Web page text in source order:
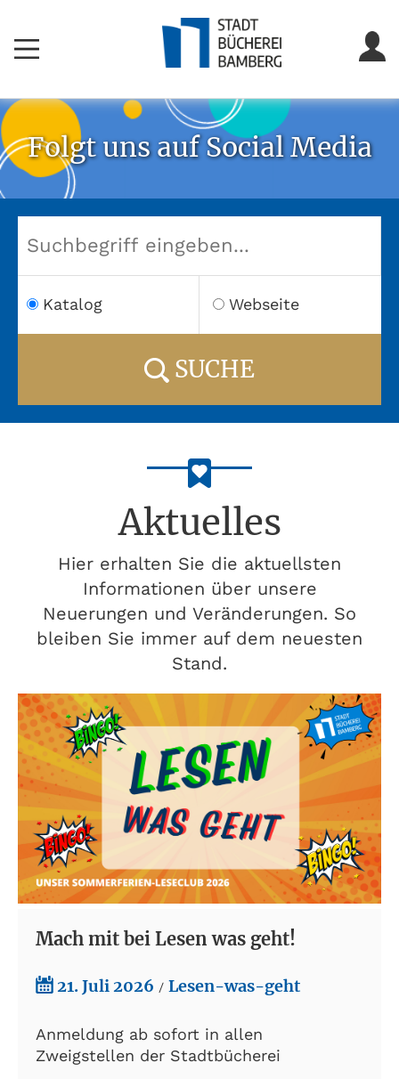
Folgt uns auf Social Media
Katalog Webseite
SUCHE
Aktuelles
Hier erhalten Sie die aktuellsten
Informationen über unsere
Neuerungen und Veränderungen. So
bleiben Sie immer auf dem neuesten
Stand.
Mach mit bei Lesen was geht!
21. Juli 2026 / Lesen-was-geht
Anmeldung ab sofort in allen
Zweigstellen der Stadtbücherei